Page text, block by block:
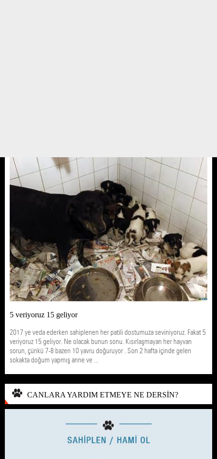
5 veriyoruz 15 geliyor
2017 ye veda ederken sahiplenen her patili dostumuza seviniyoruz. Fakat 5
veriyoruz 15 geliyor. Ne olacak bunun sonu. Kısırlaşmayan her hayvan
sorun, çünkü 7-8 bazen 10 yavru doğuruyor . Son 2 hafta içinde gelen
sokakta doğum yapmış anne ve ...
CANLARA YARDIM ETMEYE NE DERSİN?